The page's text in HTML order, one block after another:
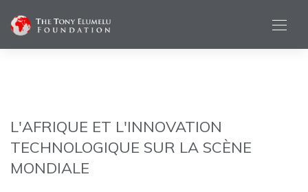
L'AFRIQUE ET L'INNOVATION
TECHNOLOGIQUE SUR LA SCÈNE
MONDIALE